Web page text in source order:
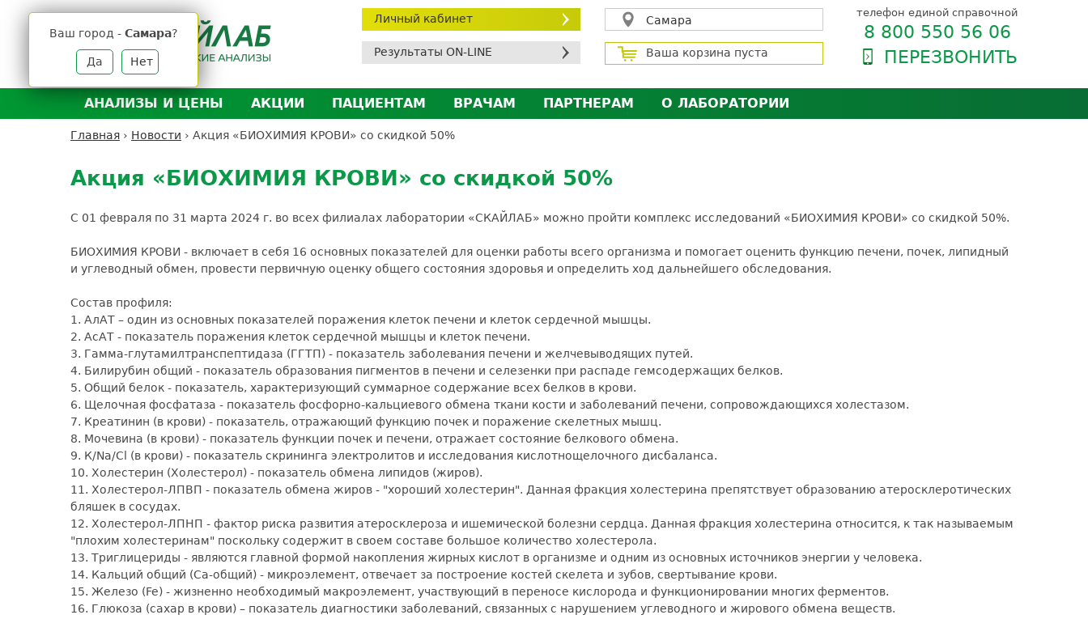
Личный кабинет
Результаты ON-LINE
Самара
Ваш город - Самара?
Да Нет
Ваша корзина пуста
телефон единой справочной
8 800 550 56 06
ПЕРЕЗВОНИТЬ
АНАЛИЗЫ И ЦЕНЫ
Анализы и цены
Выезд на дом
АКЦИИ
ПАЦИЕНТАМ
Личный кабинет пациента
ДМС
Налоговый вычет
ВРАЧАМ
Экскурсия в лабораторию
ПАРТНЕРАМ
Экскурсия в лабораторию
О ЛАБОРАТОРИИ
Главная › Новости › Акция «БИОХИМИЯ КРОВИ» со скидкой 50%
to
top
Акция «БИОХИМИЯ КРОВИ» со скидкой 50%
С 01 февраля по 31 марта 2024 г. во всех филиалах лаборатории «СКАЙЛАБ» можно пройти комплекс исследований «БИОХИМИЯ КРОВИ» со скидкой 50%.
БИОХИМИЯ КРОВИ - включает в себя 16 основных показателей для оценки работы всего организма и помогает оценить функцию печени, почек, липидный
и углеводный обмен, провести первичную оценку общего состояния здоровья и определить ход дальнейшего обследования.
Состав профиля:
1. АлАТ – один из основных показателей поражения клеток печени и клеток сердечной мышцы.
2. АсАТ - показатель поражения клеток сердечной мышцы и клеток печени.
3. Гамма-глутамилтранспептидаза (ГГТП) - показатель заболевания печени и желчевыводящих путей.
4. Билирубин общий - показатель образования пигментов в печени и селезенки при распаде гемсодержащих белков.
5. Общий белок - показатель, характеризующий суммарное содержание всех белков в крови.
6. Щелочная фосфатаза - показатель фосфорно-кальциевого обмена ткани кости и заболеваний печени, сопровождающихся холестазом.
7. Креатинин (в крови) - показатель, отражающий функцию почек и поражение скелетных мышц.
8. Мочевина (в крови) - показатель функции почек и печени, отражает состояние белкового обмена.
9. К/Na/Cl (в крови) - показатель скрининга электролитов и исследования кислотнощелочного дисбаланса.
10. Холестерин (Холестерол) - показатель обмена липидов (жиров).
11. Холестерол-ЛПВП - показатель обмена жиров - "хороший холестерин". Данная фракция холестерина препятствует образованию атеросклеротических
бляшек в сосудах.
12. Холестерол-ЛПНП - фактор риска развития атеросклероза и ишемической болезни сердца. Данная фракция холестерина относится, к так называемым
"плохим холестеринам" поскольку содержит в своем составе большое количество холестерола.
13. Триглицериды - являются главной формой накопления жирных кислот в организме и одним из основных источников энергии у человека.
14. Кальций общий (Са-общий) - микроэлемент, отвечает за построение костей скелета и зубов, свертывание крови.
15. Железо (Fe) - жизненно необходимый макроэлемент, участвующий в переносе кислорода и функционировании многих ферментов.
16. Глюкоза (сахар в крови) – показатель диагностики заболеваний, связанных с нарушением углеводного и жирового обмена веществ.